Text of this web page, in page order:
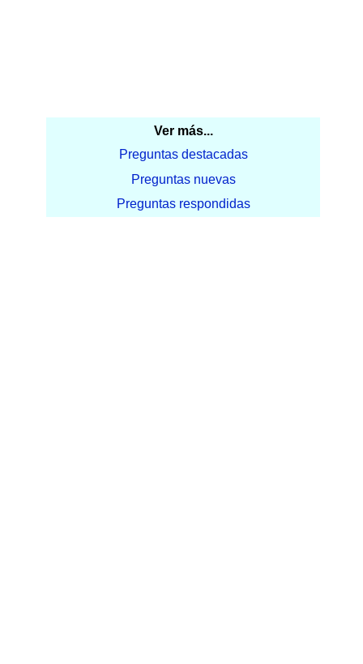
Ver más...
Preguntas destacadas
Preguntas nuevas
Preguntas respondidas